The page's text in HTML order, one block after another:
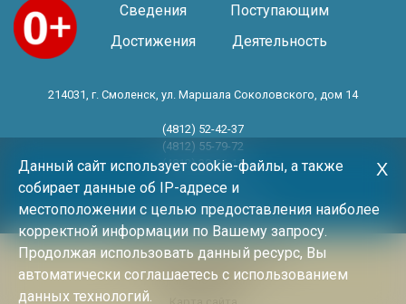
Сведения
Поступающим
Достижения
Деятельность
214031, г. Смоленск, ул. Маршала Соколовского, дом 14
(4812) 52-42-37
(4812) 55-79-72
(4812) 30-06-11
Год основания 1983 год
Политика конфиденциальности
Архив новостей
Данный сайт использует cookie-файлы, а также
собирает данные об IP-адресе и
местоположении с целью предоставления наиболее
корректной информации по Вашему запросу.
Продолжая использовать данный ресурс, Вы
автоматически соглашаетесь с использованием
данных технологий.
Х